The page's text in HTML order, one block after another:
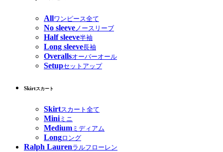
Allワンピース全て
No sleeveノースリーブ
Half sleeve半袖
Long sleeve長袖
Overallsオーバーオール
Setupセットアップ
Skirtスカート
Skirtスカート全て
Miniミニ
Medium ミディアム
Longロング
Ralph Laurenラルフローレン